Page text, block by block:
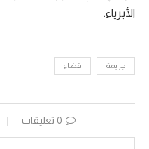
الأبرياء.
جريمة قضاء
0 تعليقات